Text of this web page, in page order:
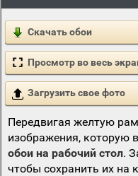
Скачать обои
Просмотр во весь
Загрузить свое фото
Передвигая желтую
изображения, которую
обои на рабочий стол.
чтобы сохранить их на